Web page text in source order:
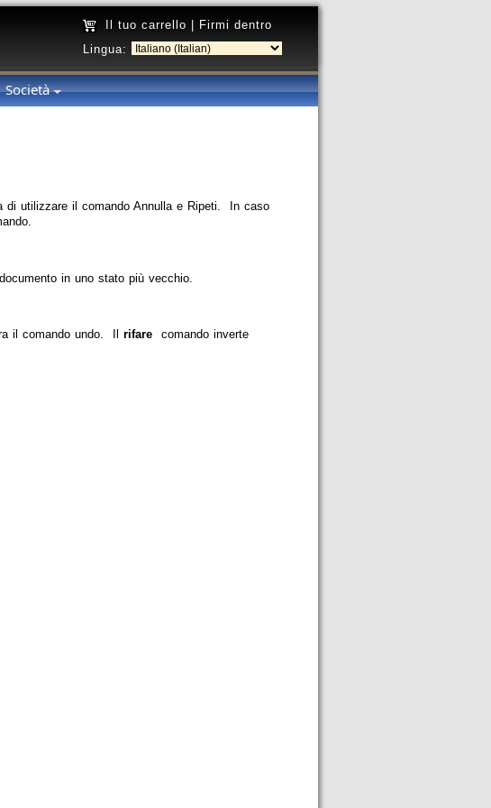
Il tuo carrello
Firmi dentro
Lingua:
Società
di utilizzare il comando Annulla e Ripeti. In caso
in uno stato più vecchio.
il comando undo. Il rifare comando inverte